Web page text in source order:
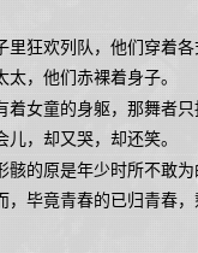
里狂欢列队，他们穿着
，他们赤裸着身子。
着女童的身躯，那舞者
，却又哭，却还笑。
骸的原是年少时所不敢
毕竟青春的已归青春，